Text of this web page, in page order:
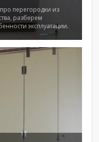
перегородки из
разберем
эксплуатации.